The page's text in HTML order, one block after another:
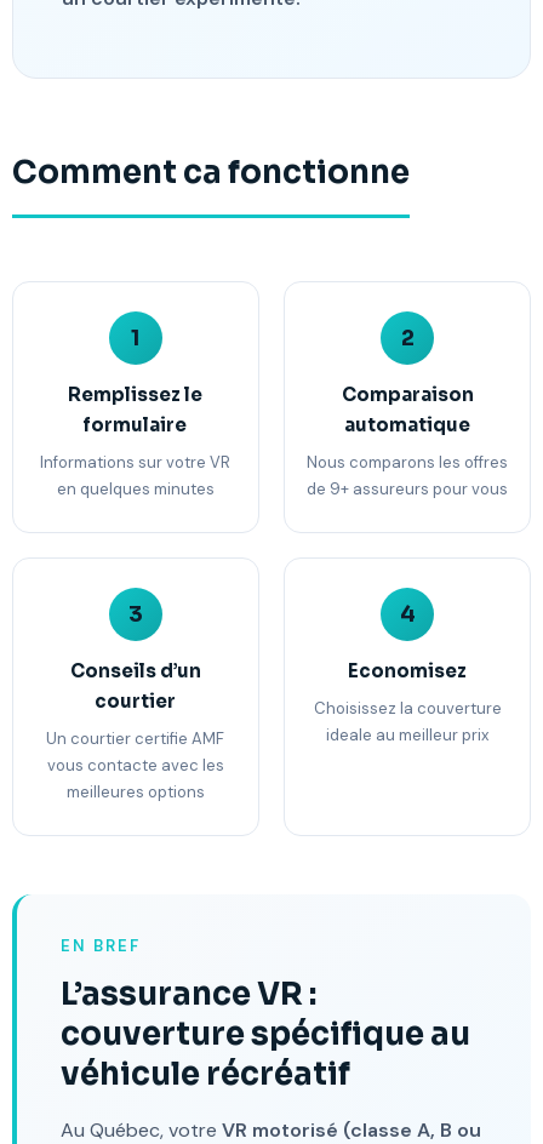
Comment ca fonctionne
1
Remplissez le
formulaire
Informations sur votre VR
en quelques minutes
2
Comparaison
automatique
Nous comparons les offres
de 9+ assureurs pour vous
3
Conseils d’un
courtier
Un courtier certifie AMF
vous contacte avec les
meilleures options
4
Economisez
Choisissez la couverture
ideale au meilleur prix
EN BREF
L’assurance VR :
couverture spécifique au
véhicule récréatif
Au Québec, votre VR motorisé (classe A, B ou